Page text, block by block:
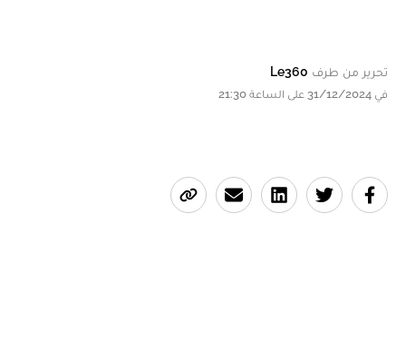
تحرير من طرف Le360
في 31/12/2024 على الساعة 21:30